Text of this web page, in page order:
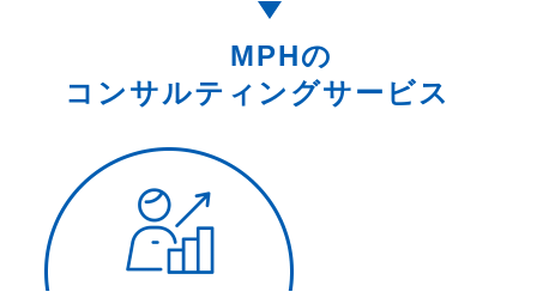
MPHの
コンサルティングサービス